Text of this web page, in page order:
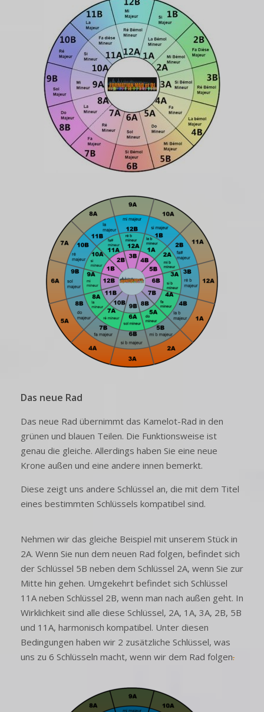
Das neue Rad
Das neue Rad übernimmt das Kamelot-Rad in den
grünen und blauen Teilen. Die Funktionsweise ist
genau die gleiche. Allerdings haben Sie eine neue
Krone außen und eine andere innen bemerkt.
Diese zeigt uns andere Schlüssel an, die mit dem Titel
eines bestimmten Schlüssels kompatibel sind.
Nehmen wir das gleiche Beispiel mit unserem Stück in
2A. Wenn Sie nun dem neuen Rad folgen, befindet sich
der Schlüssel 5B neben dem Schlüssel 2A, wenn Sie zur
Mitte hin gehen. Umgekehrt befindet sich Schlüssel
11A neben Schlüssel 2B, wenn man nach außen geht. In
Wirklichkeit sind alle diese Schlüssel, 2A, 1A, 3A, 2B, 5B
und 11A, harmonisch kompatibel. Unter diesen
Bedingungen haben wir 2 zusätzliche Schlüssel, was
uns zu 6 Schlüsseln macht, wenn wir dem Rad folgen.